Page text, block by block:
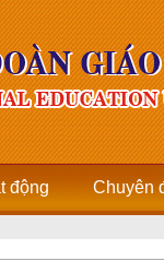
động Chuyên